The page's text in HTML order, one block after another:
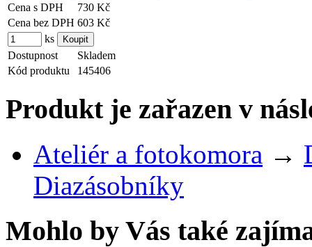
Cena s DPH
730 Kč
Cena bez DPH 603 Kč
ks
Dostupnost
Skladem
Kód produktu
145406
Produkt je zařazen v
Ateliér a fotokomora →
Diazásobníky
Mohlo by Vás také